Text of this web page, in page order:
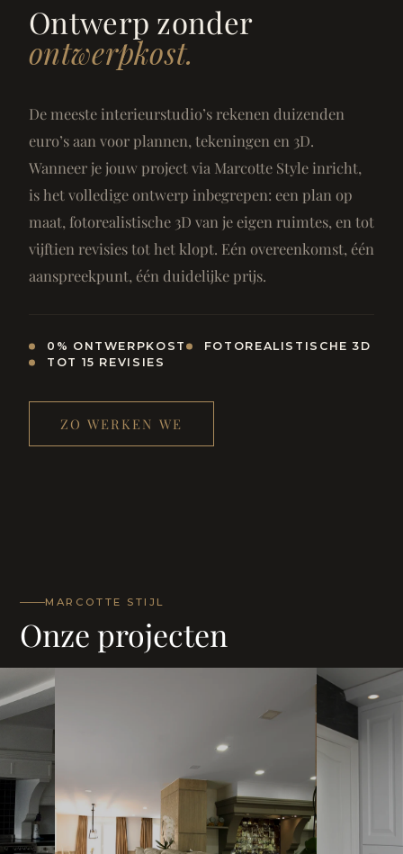
Ontwerp zonder
ontwerpkost.
De meeste interieurstudio’s rekenen duizenden
euro’s aan voor plannen, tekeningen en 3D.
Wanneer je jouw project via Marcotte Style inricht,
is het volledige ontwerp inbegrepen: een plan op
maat, fotorealistische 3D van je eigen ruimtes, en tot
vijftien revisies tot het klopt. Eén overeenkomst, één
aanspreekpunt, één duidelijke prijs.
0% ONTWERPKOST
FOTOREALISTISCHE 3D
TOT 15 REVISIES
ZO WERKEN WE
MARCOTTE STIJL
Onze projecten